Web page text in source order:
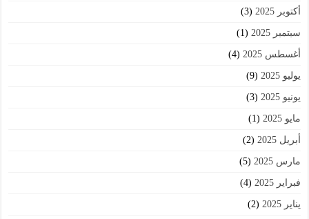
أكتوبر 2025 (3)
سبتمبر 2025 (1)
أغسطس 2025 (4)
يوليو 2025 (9)
يونيو 2025 (3)
مايو 2025 (1)
أبريل 2025 (2)
مارس 2025 (5)
فبراير 2025 (4)
يناير 2025 (2)